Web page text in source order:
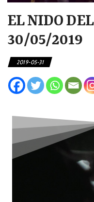
EL NIDO
30/05/2019
2019-05-31